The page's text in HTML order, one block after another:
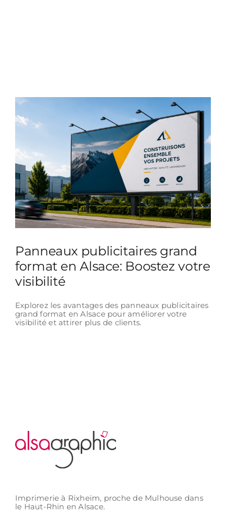
Panneaux publicitaires grand
format en Alsace: Boostez votre
visibilité
Explorez les avantages des panneaux publicitaires
grand format en Alsace pour améliorer votre
visibilité et attirer plus de clients.
Imprimerie à Rixheim, proche de Mulhouse dans
le Haut-Rhin en Alsace.